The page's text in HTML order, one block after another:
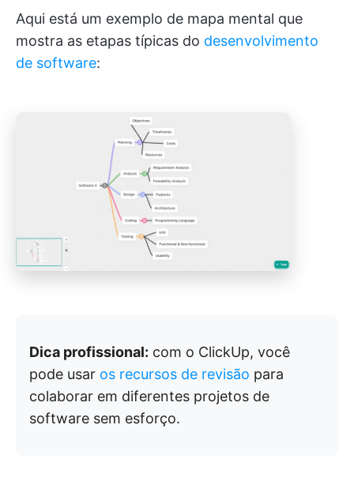
Aqui está um exemplo de mapa mental que
mostra as etapas típicas do desenvolvimento
de software:
Dica profissional: com o ClickUp, você
pode usar os recursos de revisão para
colaborar em diferentes projetos de
software sem esforço.